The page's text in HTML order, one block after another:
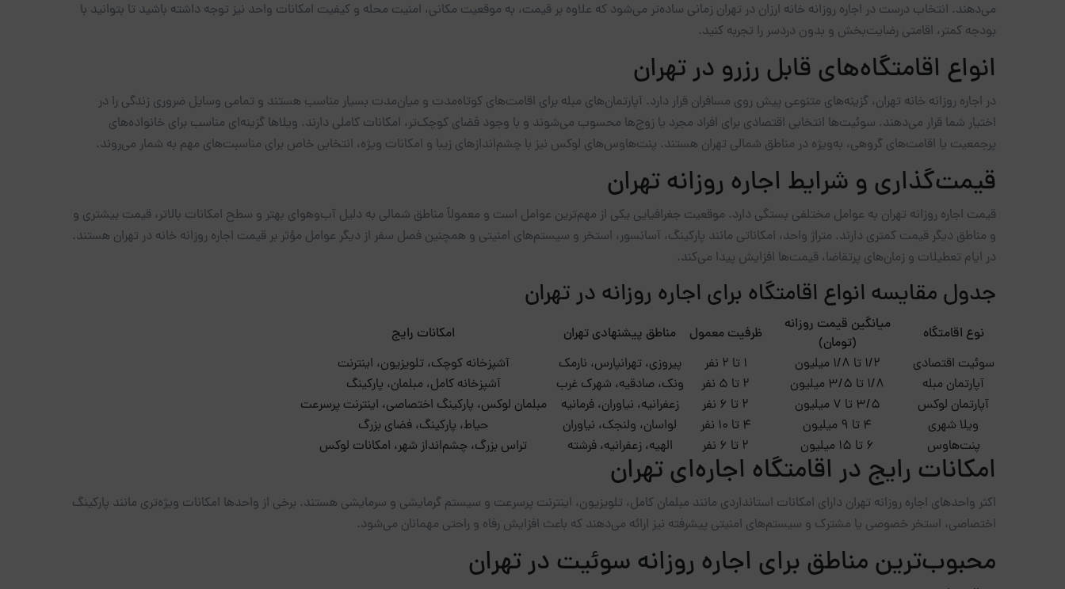
می‌دهند. انتخاب درست در اجاره روزانه خانه ارزان در تهران زمانی ساده‌تر می‌شود که علاوه بر قیمت، به موقعیت مکانی، امنیت محله و کیفیت امکانات واحد نیز توجه داشته باشید تا بتوانید با
بودجه کمتر، اقامتی رضایت‌بخش و بدون دردسر را تجربه کنید.
انواع اقامتگاه‌های قابل رزرو در تهران
در اجاره روزانه خانه تهران، گزینه‌های متنوعی پیش روی مسافران قرار دارد. آپارتمان‌های مبله برای اقامت‌های کوتاه‌مدت و میان‌مدت بسیار مناسب هستند و تمامی وسایل ضروری زندگی را در
اختیار شما قرار می‌دهند. سوئیت‌ها انتخابی اقتصادی برای افراد مجرد یا زوج‌ها محسوب می‌شوند و با وجود فضای کوچک‌تر، امکانات کاملی دارند. ویلاها گزینه‌ای مناسب برای خانواده‌های
پرجمعیت یا اقامت‌های گروهی، به‌ویژه در مناطق شمالی تهران هستند. پنت‌هاوس‌های لوکس نیز با چشم‌اندازهای زیبا و امکانات ویژه، انتخابی خاص برای مناسبت‌های مهم به شمار می‌روند.
قیمت‌گذاری و شرایط اجاره روزانه تهران
قیمت اجاره روزانه تهران به عوامل مختلفی بستگی دارد. موقعیت جغرافیایی یکی از مهم‌ترین عوامل است و معمولاً مناطق شمالی به دلیل آب‌وهوای بهتر و سطح امکانات بالاتر، قیمت بیشتری و
و مناطق دیگر قیمت کمتری دارند. متراژ واحد، امکاناتی مانند پارکینگ، آسانسور، استخر و سیستم‌های امنیتی و همچنین فصل سفر از دیگر عوامل مؤثر بر قیمت اجاره روزانه خانه در تهران هستند.
در ایام تعطیلات و زمان‌های پرتقاضا، قیمت‌ها افزایش پیدا می‌کند.
جدول مقایسه انواع اقامتگاه برای اجاره روزانه در تهران
نوع اقامتگاه
میانگین قیمت روزانه
(تومان)
ظرفیت معمول مناطق پیشنهادی تهران
امکانات رایج
سوئیت اقتصادی
۱/۲ تا ۱/۸ میلیون ۱ تا ۲ نفر پیروزی، تهرانپارس، نارمک
آشپزخانه کوچک، تلویزیون، اینترنت
آپارتمان مبله
۱/۸ تا ۳/۵ میلیون ۲ تا ۵ نفر ونک، صادقیه، شهرک غرب
آشپزخانه کامل، مبلمان، پارکینگ
آپارتمان لوکس
۳/۵ تا ۷ میلیون ۲ تا ۶ نفر زعفرانیه، نیاوران، فرمانیه
مبلمان لوکس، پارکینگ اختصاصی، اینترنت پرسرعت
ویلا شهری
۴ تا ۹ میلیون ۴ تا ۱۰ نفر لواسان، ولنجک، نیاوران
حیاط، پارکینگ، فضای بزرگ
پنت‌هاوس
۶ تا ۱۵ میلیون ۲ تا ۶ نفر الهیه، زعفرانیه، فرشته تراس بزرگ، چشم‌انداز شهر، امکانات لوکس
امکانات رایج در اقامتگاه اجاره‌ای تهران
اکثر واحدهای اجاره روزانه تهران دارای امکانات استانداردی مانند مبلمان کامل، تلویزیون، اینترنت پرسرعت و سیستم گرمایشی و سرمایشی هستند. برخی از واحدها امکانات ویژه‌تری مانند پارکینگ
اختصاصی، استخر خصوصی یا مشترک و سیستم‌های امنیتی پیشرفته نیز ارائه می‌دهند که باعث افزایش رفاه و راحتی مهمانان می‌شود.
محبوب‌ترین مناطق برای اجاره روزانه سوئیت در تهران